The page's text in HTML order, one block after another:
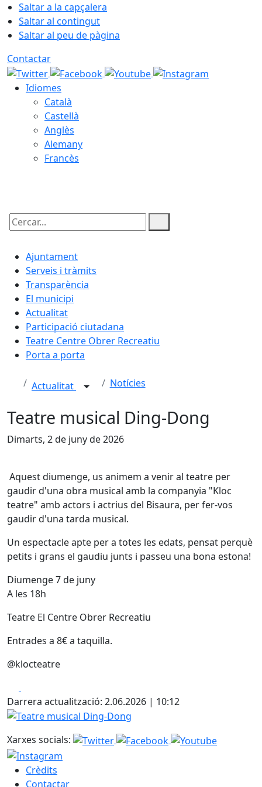
Saltar a la capçalera
Saltar al contingut
Saltar al peu de pàgina
Contactar
Idiomes
Català
Castellà
Anglès
Alemany
Francès
Cercar:
Ajuntament
Serveis i tràmits
Transparència
El municipi
Actualitat
Participació ciutadana
Teatre Centre Obrer Recreatiu
Porta a porta
Actualitat Notícies
Teatre musical Ding-Dong
Dimarts, 2 de juny de 2026
Aquest diumenge, us animem a venir al teatre per
gaudir d'una obra musical amb la companyia "Kloc
teatre" amb actors i actrius del Bisaura, per fer-vos
gaudir d'una tarda musical.
Un espectacle apte per a totes les edats, pensat perquè
petits i grans el gaudiu junts i passeu una bona estona!
Diumenge 7 de juny
A les 18h
Teatre El Centre Obrer Recreatiu
Entrades a 8€ a taquilla.
@klocteatre
Darrera actualització: 2.06.2026 | 10:12
Teatre musical Ding-Dong
Xarxes socials:
Crèdits
Contactar